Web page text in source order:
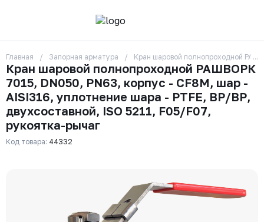
О компании
Контакты
Бренды
Отзывы
Сотрудники
Вакансии
Доставка
Оплата
Главная Запорная арматура Кран шаровой полнопроходной
Кран шаровой полнопроходной РАШВОРК
7015, DN050, PN63, корпус - CF8M, шар -
AISI316, уплотнение шара - PTFE, ВР/ВР,
двухсоставной, ISO 5211, F05/F07,
рукоятка-рычаг
Код товара: 44332